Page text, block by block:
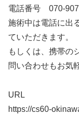
電話番号 070-
施術中は電話に出
ていただきます。
もしくは、携帯の
問い合わせもお気
URL
https://cs60-